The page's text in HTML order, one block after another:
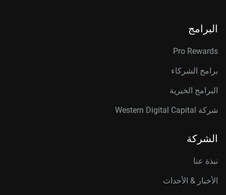
البرامج
Pro Rewards
برامج الشركاء
البرامج الخيرية
شركة Western Digital Capital
الشركة
نبذة عنا
الأخبار & الأحداث